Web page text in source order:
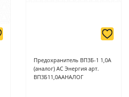
Предохранитель ВП3Б-1 1,0А
(аналог) АС Энергия арт.
ВП3Б11,0ААНАЛОГ